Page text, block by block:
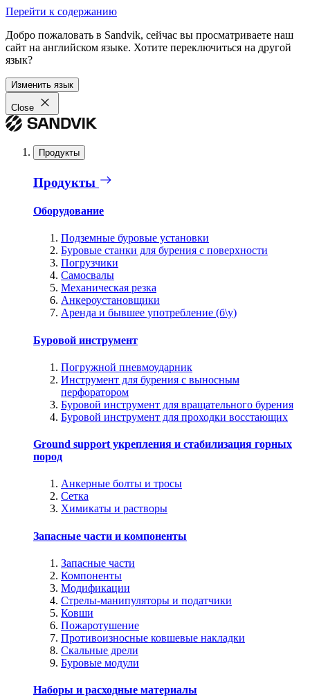
Перейти к содержанию
Добро пожаловать в Sandvik, сейчас вы просматриваете наш
сайт на английском языке. Хотите переключиться на другой
язык?
Изменить язык
Close
Продукты
Продукты
Оборудование
Подземные буровые установки
Буровые станки для бурения с поверхности
Погрузчики
Самосвалы
Механическая резка
Анкероустановщики
Аренда и бывшее употребление (б\у)
Буровой инструмент
Погружной пневмоударник
Инструмент для бурения с выносным
перфоратором
Буровой инструмент для вращательного бурения
Буровой инструмент для проходки восстающих
Ground support укрепления и стабилизация горных
пород
Анкерные болты и тросы
Сетка
Химикаты и растворы
Запасные части и компоненты
Запасные части
Компоненты
Модификации
Стрелы-манипуляторы и податчики
Ковши
Пожаротушение
Противоизносные ковшевые накладки
Скальные дрели
Буровые модули
Наборы и расходные материалы